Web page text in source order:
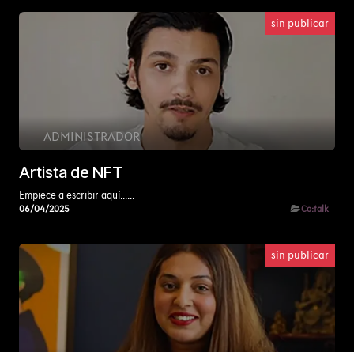
ADMINISTRADOR
Artista de NFT
Empiece a escribir aquí......
06/04/2025 Co:talk
sin publicar
sin publicar